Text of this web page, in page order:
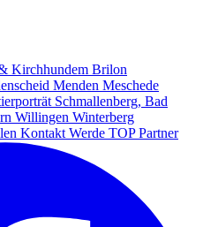
Kirchhundem Brilon
Menden Meschede
Schmallenberg, Bad
Willingen Winterberg
Kontakt Werde TOP Partner